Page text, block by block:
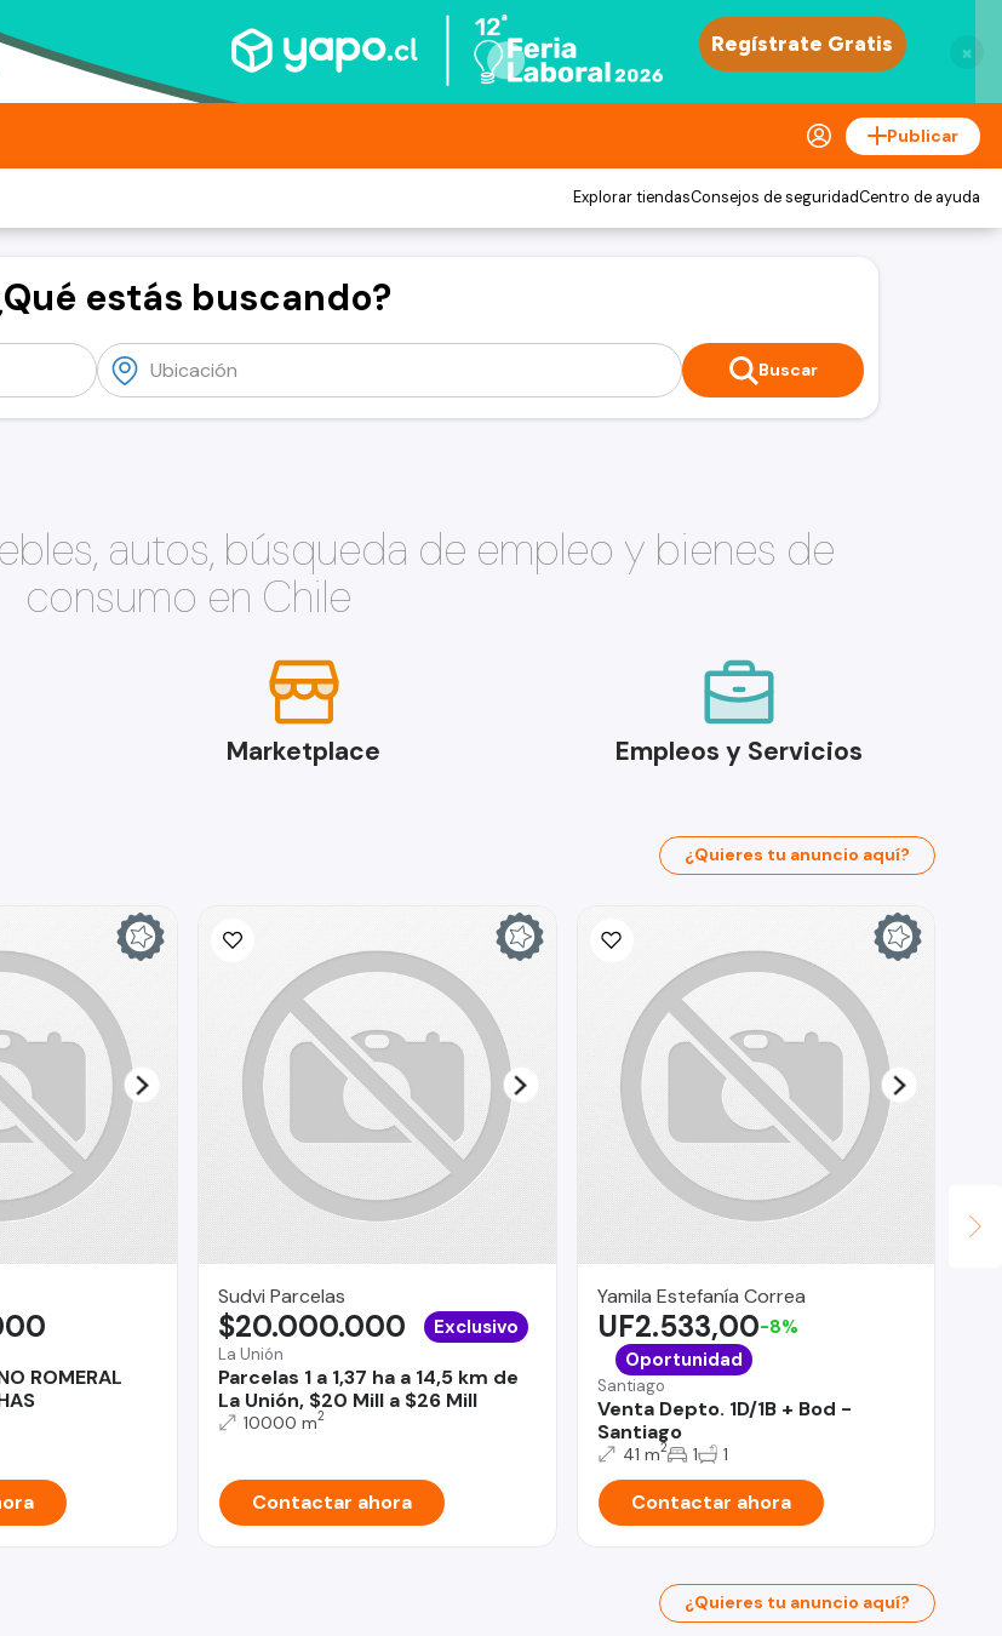
×
Publicar
Explorar tiendasConsejos de seguridadCentro de ayuda
estás buscando?
Buscar
autos, búsqueda de empleo y bienes de
consumo en Chile
Marketplace Empleos y Servicios
¿Quieres tu anuncio aquí?
ROMERAL
Sudvi Parcelas
La Unión
Parcelas 1 a 1,37 ha a 14,5 km de
La Unión, $20 Mill a $26 Mill
$20.000.000 Exclusivo
10000 m2
Contactar ahora
Yamila Estefanía Correa
Santiago
Venta Depto. 1D/1B + Bod -
Santiago
UF2.533,00-8%
Oportunidad
41 m2 1 1
Contactar ahora
¿Quieres tu anuncio aquí?